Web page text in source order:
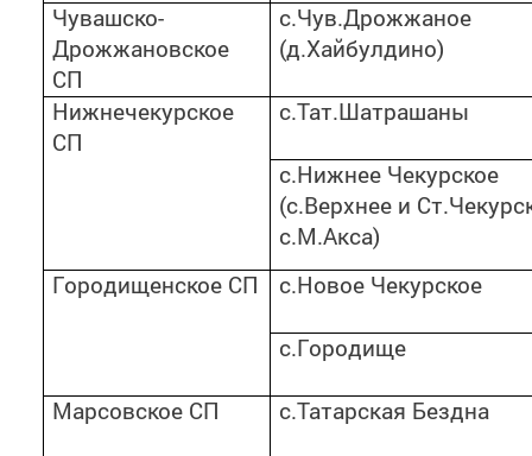
Чувашско-
Дрожжановское
СП
с.Чув.Дрожжаное
(д.Хайбулдино)
Нижнечекурское
СП
с.Тат.Шатрашаны
с.Нижнее Чекурское
(с.Верхнее и
с.М.Акса)
Городищенское СП
с.Новое Чекурское
с.Городище
Марсовское СП с.Татарская Бездна